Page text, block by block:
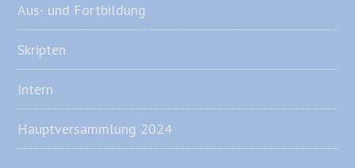
Aus- und Fortbildung
Skripten
Intern
Hauptversammlung 2024